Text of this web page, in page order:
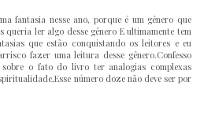
fantasia nesse ano, porque é um gênero que
queria ler algo desse gênero E ultimamente tem
que estão conquistando os leitores e eu
fazer uma leitura desse gênero.Confesso
o fato do livro ter analogias complexas
número doze não deve ser por